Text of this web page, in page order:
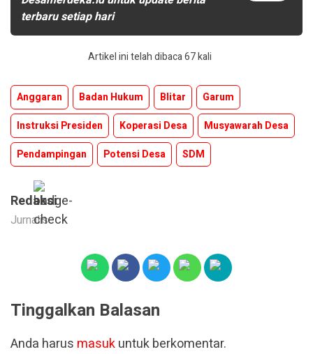
terbaru setiap hari
Artikel ini telah dibaca 67 kali
Anggaran Badan Hukum Blitar
Garum
Instruksi Presiden
Koperasi Desa
Musyawarah Desa
Pendampingan
Potensi Desa SDM
Redaksi
Jurnalis
Tinggalkan Balasan
Anda harus masukuntuk berkomentar.